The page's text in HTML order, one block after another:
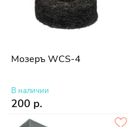
Мозеръ WCS-4
В наличии
200 р.